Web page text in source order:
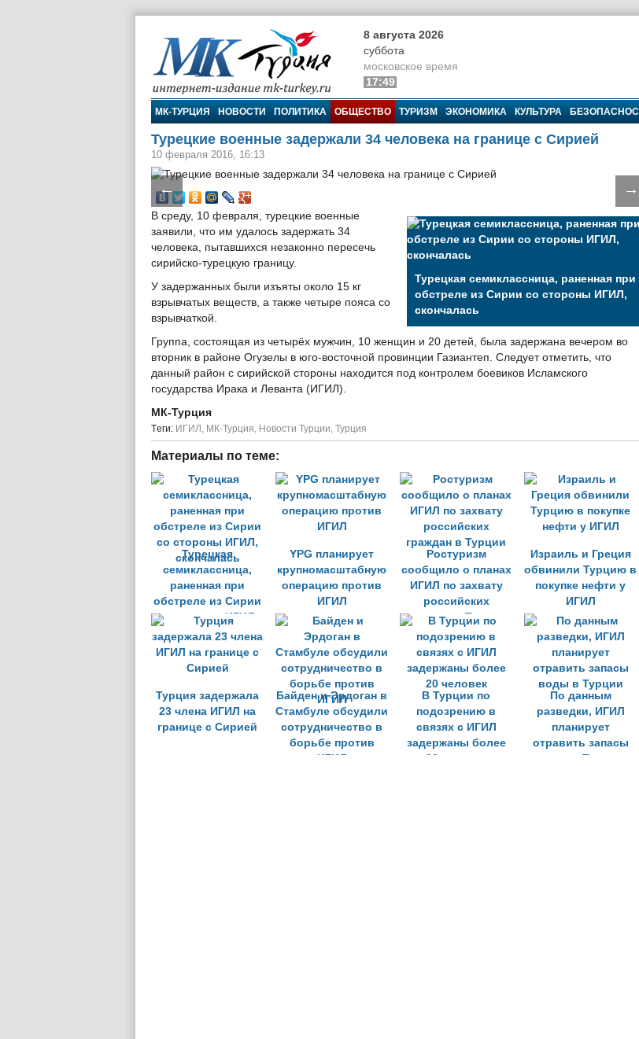
МК-Турция
8 августа 2026
суббота
московское время
17:49
МК-ТУРЦИЯ НОВОСТИ ПОЛИТИКА ОБЩЕСТВО ТУРИЗМ ЭКОНОМИКА КУЛЬТУРА
Турецкие военные задержали 34 человека на границе с Сирией
10 февраля 2016, 16:13
← →
Турецкая семиклассница, раненная при
обстреле из Сирии со стороны ИГИЛ,
скончалась
В среду, 10 февраля, турецкие военные
заявили, что им удалось задержать 34
человека, пытавшихся незаконно пересечь
сирийско-турецкую границу.
У задержанных были изъяты около 15 кг
взрывчатых веществ, а также четыре пояса со
взрывчаткой.
Группа, состоящая из четырёх мужчин, 10 женщин и 20 детей, была задержана вечером во
вторник в районе Огузелы в юго-восточной провинции Газиантеп. Следует отметить, что
данный район с сирийской стороны находится под контролем боевиков Исламского
государства Ирака и Леванта (ИГИЛ).
МК-Турция
Tеги: ИГИЛ , МК-Турция, Новости Турции, Турция
Материалы по теме:
Турецкая
семиклассница,
раненная при
обстреле из Сирии
со стороны ИГИЛ,
скончалась
YPG планирует
крупномасштабную
операцию против
ИГИЛ
Ростуризм
сообщило о планах
ИГИЛ по захвату
российских
граждан в Турции
Израиль и Греция
обвинили Турцию в
покупке нефти у
ИГИЛ
Турция задержала
23 члена ИГИЛ на
границе с Сирией
Байден и Эрдоган в
Стамбуле обсудили
сотрудничество в
борьбе против
ИГИЛ
В Турции по
подозрению в
связях с ИГИЛ
задержаны более
20 человек
По данным
разведки, ИГИЛ
планирует
отравить запасы
воды в Турции